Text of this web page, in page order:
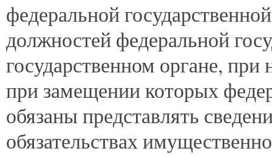
федеральной
должностей федеральной
государственном органе,
при замещении которых
обязаны представлять
обязательствах